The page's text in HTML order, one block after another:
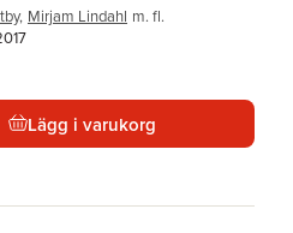
, Mirjam Lindahl m. fl.
Lägg i varukorg